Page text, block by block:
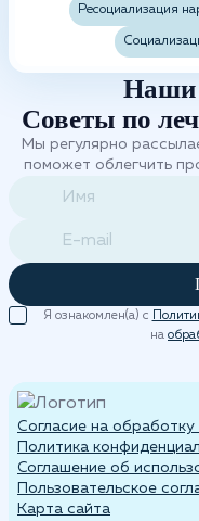
Ресоциализация
Наши
Советы по
Мы регулярно
поможет облегчить
Я ознакомлен(а) с
на
Согласие на
Политика
Cоглашение об
Пользовательское
Карта сайта